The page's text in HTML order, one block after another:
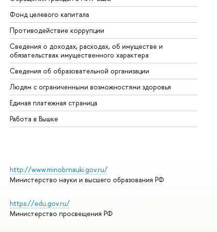
Фонд целевого капитала
Противодействие коррупции
Сведения о доходах, расходах, об имуществе и
обязательствах имущественного характера
Сведения об образовательной организации
Людям с ограниченными возможностями здоровья
Единая платежная страница
Работа в Вышке
http://www.minobrnauki.gov.ru/
Министерство науки и высшего образования РФ
https://edu.gov.ru/
Министерство просвещения РФ